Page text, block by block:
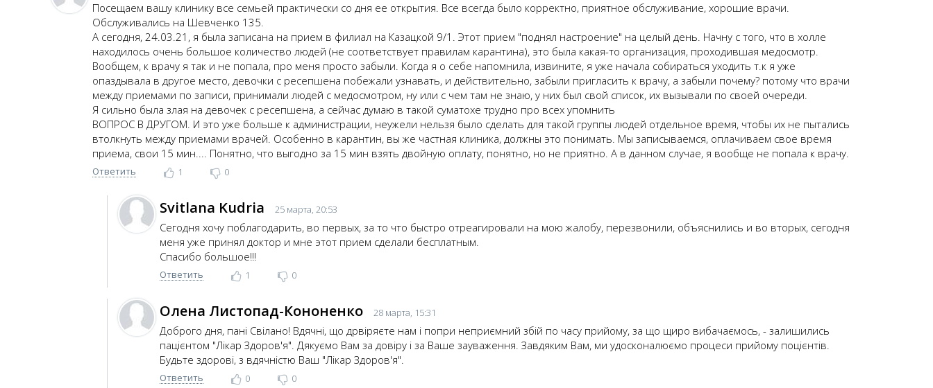
Посещаем вашу клинику все семьей практически со дня ее открытия. Все всегда было корректно, приятное обслуживание, хорошие врачи.
Обслуживались на Шевченко 135.
А сегодня, 24.03.21, я была записана на прием в филиал на Казацкой 9/1. Этот прием "поднял настроение" на целый день. Начну с того, что в холле
находилось очень большое количество людей (не соответствует правилам карантина), это была какая-то организация, проходившая медосмотр.
Вообщем, к врачу я так и не попала, про меня просто забыли. Когда я о себе напомнила, извините, я уже начала собираться уходить т.к я уже
опаздывала в другое место, девочки с ресепшена побежали узнавать, и действительно, забыли пригласить к врачу, а забыли почему? потому что врачи
между приемами по записи, принимали людей с медосмотром, ну или с чем там не знаю, у них был свой список, их вызывали по своей очереди.
Я сильно была злая на девочек с ресепшена, а сейчас думаю в такой суматохе трудно про всех упомнить
ВОПРОС В ДРУГОМ. И это уже больше к администрации, неужели нельзя было сделать для такой группы людей отдельное время, чтобы их не пытались
втолкнуть между приемами врачей. Особенно в карантин, вы же частная клиника, должны это понимать. Мы записываемся, оплачиваем свое время
приема, свои 15 мин.... Понятно, что выгодно за 15 мин взять двойную оплату, понятно, но не приятно. А в данном случае, я вообще не попала к врачу.
Ответить 1 0
Svitlana Kudria 25 марта, 20:53
Сегодня хочу поблагодарить, во первых, за то что быстро отреагировали на мою жалобу, перезвонили, объяснились и во вторых, сегодня
меня уже принял доктор и мне этот прием сделали бесплатным.
Спасибо большое!!!
Ответить 1 0
Олена Листопад-Кононенко 28 марта, 15:31
Доброго дня, пані Свілано! Вдячні, що дрвіряєте нам і попри неприємний збій по часу прийому, за що щиро вибачаємось, - залишились
пацієнтом "Лікар Здоров'я". Дякуємо Вам за довіру і за Ваше зауваження. Завдяким Вам, ми удосконалюємо процеси прийому поцієнтів.
Будьте здорові, з вдячністю Ваш "Лікар Здоров'я".
Ответить 0 0